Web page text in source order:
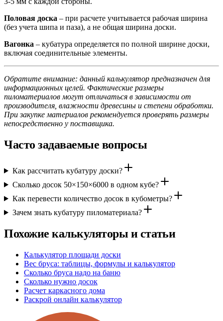
Половая доска – при расчете учитывается рабочая ширина
(без учета шипа и паза), а не общая ширина доски.
Вагонка – кубатура определяется по полной ширине доски,
включая соединительные элементы.
Обратите внимание: данный калькулятор предназначен для
информационных целей. Фактические размеры
пиломатериалов могут отличаться в зависимости от
производителя, влажности древесины и степени обработки.
При закупке материалов рекомендуется проверять размеры
непосредственно у поставщика.
Часто задаваемые вопросы
Как рассчитать кубатуру доски?
Сколько досок 50×150×6000 в одном кубе?
Как перевести количество досок в кубометры?
Зачем знать кубатуру пиломатериала?
Похожие калькуляторы и статьи
Калькулятор площади доски
Вес бруса: таблицы, формулы и калькулятор
Сколько бруса надо на баню
Сколько нужно досок
Расчет каркасного дома
Раскрой онлайн калькулятор